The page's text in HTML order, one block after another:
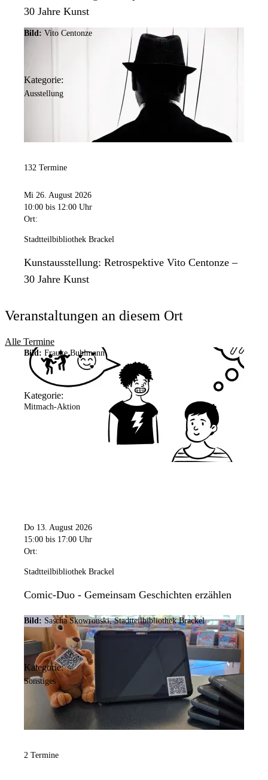
30 Jahre Kunst
Bild: Vito Centonze
Kategorie:
Ausstellung
132 Termine
Mi 26. August 2026
10:00 bis 12:00 Uhr
Ort:
Stadtteilbibliothek Brackel
Kunstausstellung: Retrospektive Vito Centonze –
30 Jahre Kunst
Veranstaltungen an diesem Ort
Alle Termine
Bild: Frauke Buhlmann
Kategorie:
Mitmach-Aktion
Do 13. August 2026
15:00 bis 17:00 Uhr
Ort:
Stadtteilbibliothek Brackel
Comic-Duo - Gemeinsam Geschichten erzählen
Bild: Sascha Skowronski, Stadtteilbibliothek Brackel
Kategorie:
Sonstiges
2 Termine